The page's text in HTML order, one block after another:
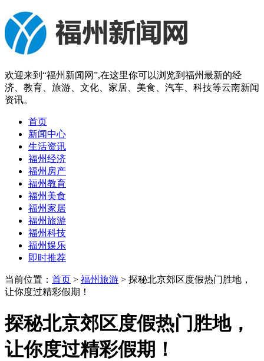
欢迎来到“福州新闻网”,在这里你可以浏览到福州最新的经
济、教育、旅游、文化、家居、美食、汽车、科技等云南新闻
资讯。
首页
新闻中心
生活资讯
福州经济
福州房产
福州教育
福州美食
福州家居
福州旅游
福州科技
福州娱乐
即时推荐
当前位置： 首页 > 福州旅游 > 探秘北京郊区度假热门胜地，
让你度过精彩假期！
探秘北京郊区度假热门胜地，
让你度过精彩假期！